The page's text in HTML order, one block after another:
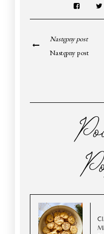
Następny post
Następny post